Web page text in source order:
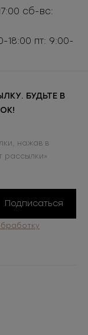
сб-вс:
18:00 пт: 9:00-
БУДЬТЕ В
нажав в
рассылки»
Подписаться